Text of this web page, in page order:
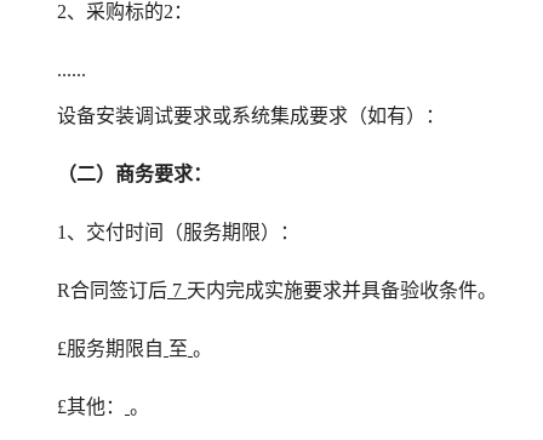
2、采购标的2：
......
设备安装调试要求或系统集成要求（如有）：
（二）商务要求：
1、交付时间（服务期限）：
R合同签订后 7 天内完成实施要求并具备验收条件。
£服务期限自 至 。
£其他： 。